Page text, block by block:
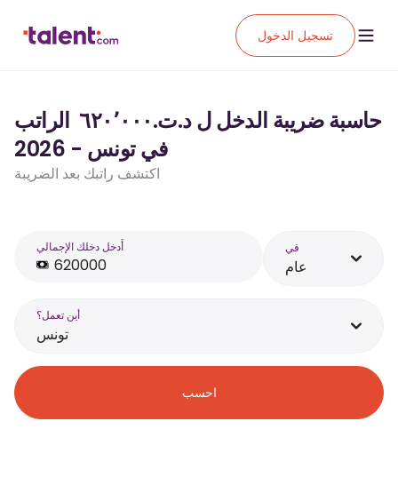
تسجيل الدخول
حاسبة ضريبة الدخل ل د.ت.‏٦٢٠٬٠٠٠ ‏ الراتب
في تونس - 2026
اكتشف راتبك بعد الضريبة
أَدخل دخلك الإجمالي في
عام
أين تعمل؟
تونس
احسب